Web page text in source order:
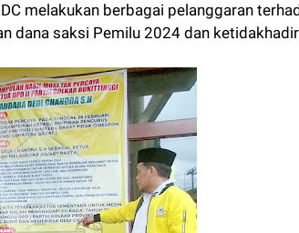
melakukan berbagai pelanggaran
dana saksi Pemilu 2024 dan